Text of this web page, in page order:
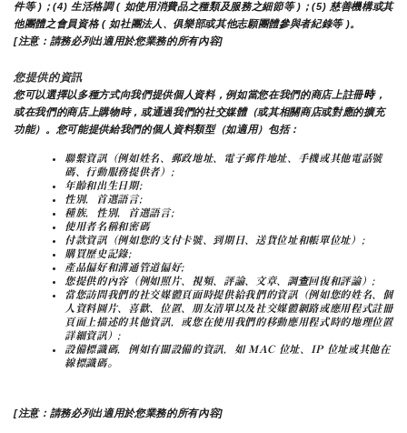
件等 )；(4) 生活格調 ( 如使用消費品之種類及服務之細節等 )；(5) 慈善機構或其
他團體之會員資格 ( 如社團法人、俱樂部或其他志願團體參與者紀錄等 )。
[注意：請務必列出適用於您業務的所有內容]
您提供的資訊
您可以選擇以多種方式向我們提供個人資料，例如當您在我們的商店上註冊時，
或在我們的商店上購物時，或通過我們的社交媒體（或其相關商店或對應的擴充
功能）。您可能提供給我們的個人資料類型（如適用）包括：
聯繫資訊（例如姓名、郵政地址、電子郵件地址、手機或其他電話號
碼、行動服務提供者）;
年齡和出生日期;
性別，首選語言;
種族，性別，首選語言;
使用者名稱和密碼
付款資訊（例如您的支付卡號、到期日、送貨位址和帳單位址）;
購買歷史記錄;
產品偏好和溝通管道偏好;
您提供的內容（例如照片、視頻、評論、文章、調查回復和評論）;
當您訪問我們的社交媒體頁面時提供給我們的資訊（例如您的姓名、個
人資料圖片、喜歡、位置、朋友清單以及社交媒體網路或應用程式註冊
頁面上描述的其他資訊，或您在使用我們的移動應用程式時的地理位置
詳細資訊）;
設備標識碼，例如有關設備的資訊，如 MAC 位址、IP 位址或其他在
線標識碼。
[注意：請務必列出適用於您業務的所有內容]